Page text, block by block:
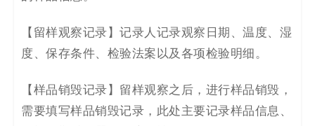
【 留样观察记录 】 记录人记录观察日期、温度、湿
度、保存条件、检验法案以及各项检验明细。
【 样品销毁记录 】 留样观察之后，进行样品销毁，
需要填写样品销毁记录， 此处主要记录样品信息、